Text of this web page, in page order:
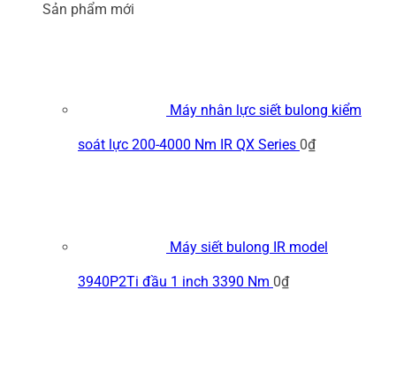
Sản phẩm mới
Máy nhân lực siết bulong kiểm
soát lực 200-4000 Nm IR QX Series 0₫
Máy siết bulong IR model
3940P2Ti đầu 1 inch 3390 Nm 0₫